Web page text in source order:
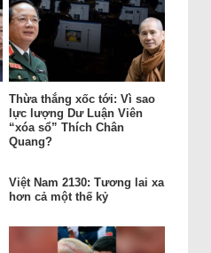
Thừa thắng xốc tới: Vì sao
lực lượng Dư Luận Viên
“xóa sổ” Thích Chân
Quang?
Việt Nam 2130: Tương lai xa
hơn cả một thế kỷ